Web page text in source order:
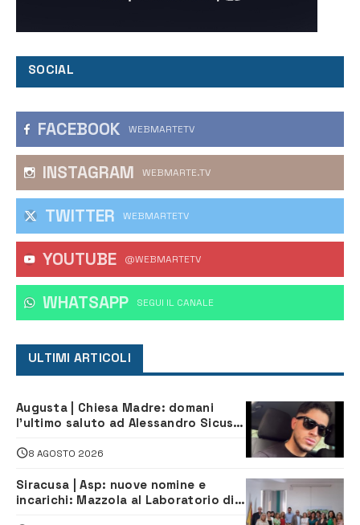
SOCIAL
FACEBOOK WEBMARTETV
INSTAGRAM WEBMARTE.TV
TWITTER WEBMARTETV
YOUTUBE @WEBMARTETV
WHATSAPP ‎SEGUI IL CANALE
ULTIMI ARTICOLI
Augusta | Chiesa Madre: domani
l’ultimo saluto ad Alessandro Sicuso,
8 AGOSTO 2026
Siracusa | Asp: nuove nomine e
incarichi: Mazzola al Laboratorio di